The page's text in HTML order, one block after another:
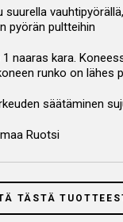
suurella
pyörän pultteihin
naaras kara.
runko on lähes
säätäminen
Ruotsi
TÄSTÄ